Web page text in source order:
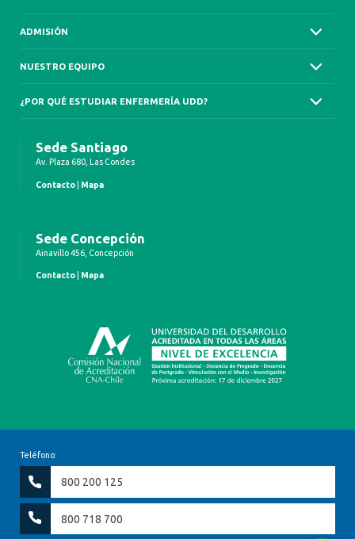
ADMISIÓN
NUESTRO EQUIPO
¿POR QUÉ ESTUDIAR ENFERMERÍA UDD?
Sede Santiago
Av. Plaza 680, Las Condes
Contacto Mapa
Sede Concepción
Ainavillo 456, Concepción
Contacto Mapa
Teléfono:
800 200 125
800 718 700